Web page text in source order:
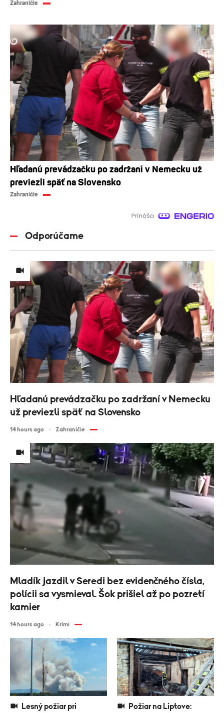
Zahraničie
Hľadanú prevádzačku po zadržaní v Nemecku už
previezli späť na Slovensko
Zahraničie
Odporúčame
Hľadanú prevádzačku po zadržaní v Nemecku
už previezli späť na Slovensko
14 hours ago Zahraničie
Mladík jazdil v Seredi bez evidenčného čísla,
polícii sa vysmieval. Šok prišiel až po pozretí
kamier
14 hours ago Krimi